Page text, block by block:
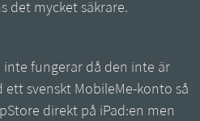
det mycket säkrare.
inte fungerar då den inte är
ett svenskt MobileMe-konto så
direkt på iPad:en men